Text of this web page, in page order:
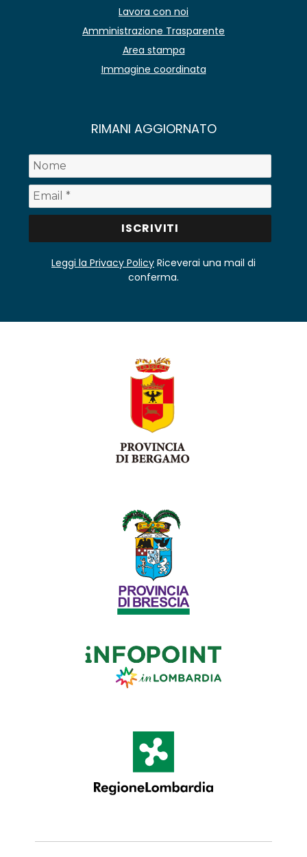
Lavora con noi
Amministrazione Trasparente
Area stampa
Immagine coordinata
RIMANI AGGIORNATO
Leggi la Privacy Policy Riceverai una mail di
conferma.